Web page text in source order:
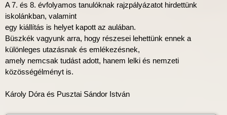
A 7. és 8. évfolyamos tanulóknak rajzpályázatot hirdettünk
iskolánkban, valamint
egy kiállítás is helyet kapott az aulában.
Büszkék vagyunk arra, hogy részesei lehettünk ennek a
különleges utazásnak és emlékezésnek,
amely nemcsak tudást adott, hanem lelki és nemzeti
közösségélményt is.
Károly Dóra és Pusztai Sándor István